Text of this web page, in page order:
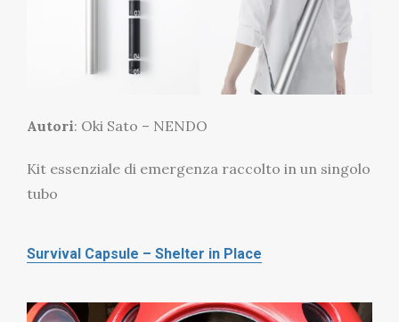
Autori: Oki Sato – NENDO
Kit essenziale di emergenza raccolto in un singolo
tubo
Survival Capsule – Shelter in Place